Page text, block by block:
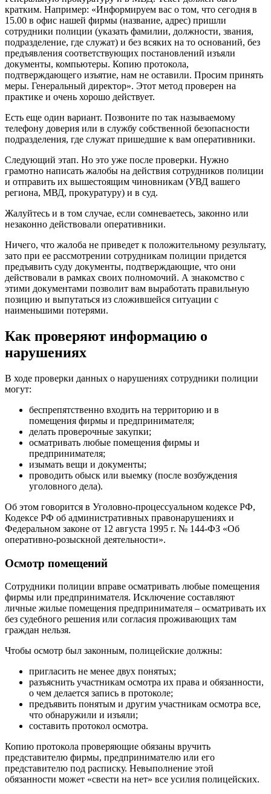
кратким. Например: «Информируем вас о том, что сегодня в
15.00 в офис нашей фирмы (название, адрес) пришли
сотрудники полиции (указать фамилии, должности, звания,
подразделение, где служат) и без всяких на то оснований, без
предъявления соответствующих постановлений изъяли
документы, компьютеры. Копию протокола,
подтверждающего изъятие, нам не оставили. Просим принять
меры. Генеральный директор». Этот метод проверен на
практике и очень хорошо действует.
Есть еще один вариант. Позвоните по так называемому
телефону доверия или в службу собственной безопасности
подразделения, где служат пришедшие к вам оперативники.
Следующий этап. Но это уже после проверки. Нужно
грамотно написать жалобы на действия сотрудников полиции
и отправить их вышестоящим чиновникам (УВД вашего
региона, МВД, прокуратуру) и в суд.
Жалуйтесь и в том случае, если сомневаетесь, законно или
незаконно действовали оперативники.
Ничего, что жалоба не приведет к положительному результату,
зато при ее рассмотрении сотрудникам полиции придется
предъявить суду документы, подтверждающие, что они
действовали в рамках своих полномочий. А знакомство с
этими документами позволит вам выработать правильную
позицию и выпутаться из сложившейся ситуации с
наименьшими потерями.
Как проверяют информацию о
нарушениях
В ходе проверки данных о нарушениях сотрудники полиции
могут:
беспрепятственно входить на территорию и в
помещения фирмы и предпринимателя;
делать проверочные закупки;
осматривать любые помещения фирмы и
предпринимателя;
изымать вещи и документы;
проводить обыск или выемку (после возбуждения
уголовного дела).
Об этом говорится в Уголовно-процессуальном кодексе РФ,
Кодексе РФ об административных правонарушениях и
Федеральном законе от 12 августа 1995 г. № 144-ФЗ «Об
оперативно-розыскной деятельности».
Осмотр помещений
Сотрудники полиции вправе осматривать любые помещения
фирмы или предпринимателя. Исключение составляют
личные жилые помещения предпринимателя – осматривать их
без судебного решения или согласия проживающих там
граждан нельзя.
Чтобы осмотр был законным, полицейские должны:
пригласить не менее двух понятых;
разъяснить участникам осмотра их права и обязанности,
о чем делается запись в протоколе;
предъявить понятым и другим участникам осмотра все,
что обнаружили и изъяли;
составить протокол осмотра.
Копию протокола проверяющие обязаны вручить
представителю фирмы, предпринимателю или его
представителю под расписку. Невыполнение этой
обязанности может «свести на нет» все усилия полицейских.